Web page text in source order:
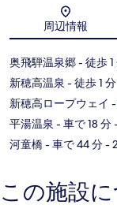
周辺情報
奥飛騨温泉郷- 徒歩 1
新穂高温泉 - 徒歩 1 分
新穂高ロープウェイ
平湯温泉 - 車で 18 分
河童橋- 車で 44 分-
この施設